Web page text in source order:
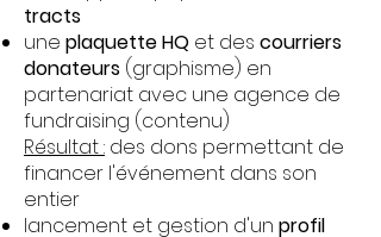
tracts
une plaquette HQ et des courriers
donateurs (graphisme) en
partenariat avec une agence de
fundraising (contenu)
Résultat : des dons permettant de
financer l'événement dans son
entier
lancement et gestion d'un profil